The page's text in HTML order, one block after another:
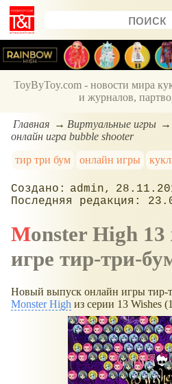
ToyByToy.com - новости мира
и журналов,
Главная Виртуальные игры
онлайн игра bubble shooter
тир три бум
онлайн игры
admin
Monster High 13 желаний в
игре тир-три-
Новый выпуск онлайн игры тир-
Monster High из серии 13 Wishes